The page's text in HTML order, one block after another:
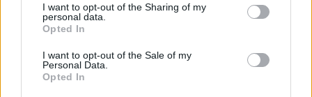
I want to opt-out of the Sharing of my
personal data.
Opted In
I want to opt-out of the Sale of my
Personal Data.
Opted In
Εκδήλωση της Ένωσης Συλλόγων
Γονέων Δυτικής Λέσβου με
ομιλήτρια την αστυνόμο Χρύσα